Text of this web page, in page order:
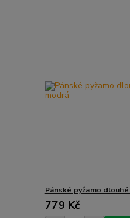
Pánské pyžamo
779 Kč